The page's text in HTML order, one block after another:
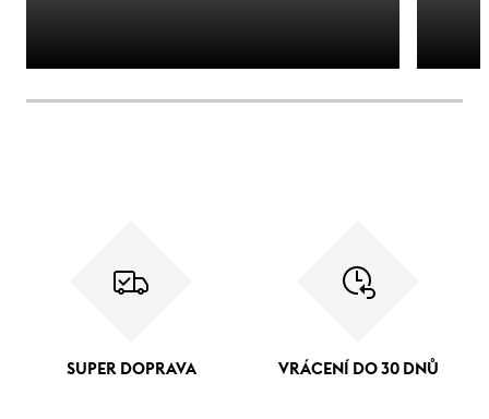
SUPER DOPRAVA VRÁCENÍ DO 30 DNŮ